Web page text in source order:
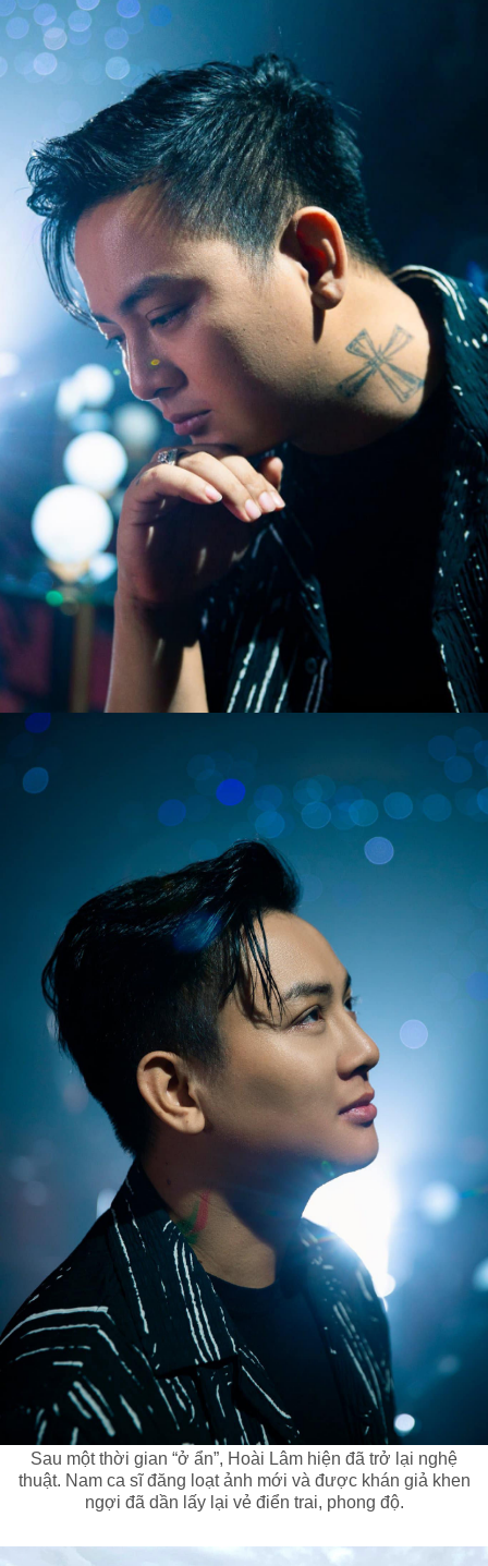
Sau một thời gian “ở ẩn”, Hoài Lâm hiện đã trở lại nghệ
thuật. Nam ca sĩ đăng loạt ảnh mới và được khán giả khen
ngợi đã dần lấy lại vẻ điển trai, phong độ.